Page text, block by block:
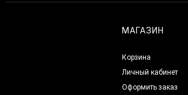
МАГАЗИН
Корзина
Личный кабинет
Оформить заказ